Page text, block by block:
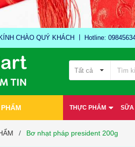
CHÀO QUÝ KHÁCH Hotline:
Tất cả
THỰC PHẨM SỮA
/ Bơ nhạt pháp president 200g